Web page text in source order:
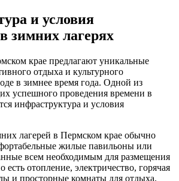
и условия
зимних лагерях
крае предлагают уникальные
отдыха и культурного
в зимнее время года. Одной из
успешного проведения времени в
инфраструктура и условия
лагерей в Пермском крае обычно
жилые павильоны или
всем необходимым для размещения
отопление, электричество, горячая
и просторные комнаты для отдыха.